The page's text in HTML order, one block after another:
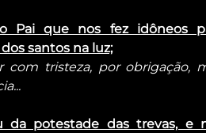
Pai que nos fez idôneos
santos na luz;
tristeza, por obrigação,
da potestade das trevas, e